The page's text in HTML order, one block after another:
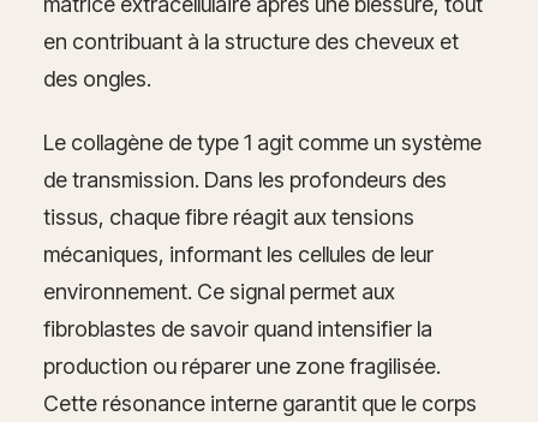
en contribuant à la structure des cheveux et
des ongles.
Le collagène de type 1 agit comme un système
de transmission. Dans les profondeurs des
tissus, chaque fibre réagit aux tensions
mécaniques, informant les cellules de leur
environnement. Ce signal permet aux
fibroblastes de savoir quand intensifier la
production ou réparer une zone fragilisée.
Cette résonance interne garantit que le corps